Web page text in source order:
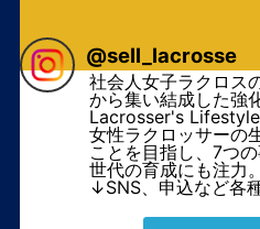
@sell_lacrosse
社会人女子ラクロス
から集い結成した強
Lacrosser's
女性ラクロッサーの
ことを目指し、7つ
世代の育成にも注力。
↓SNS、申込など各